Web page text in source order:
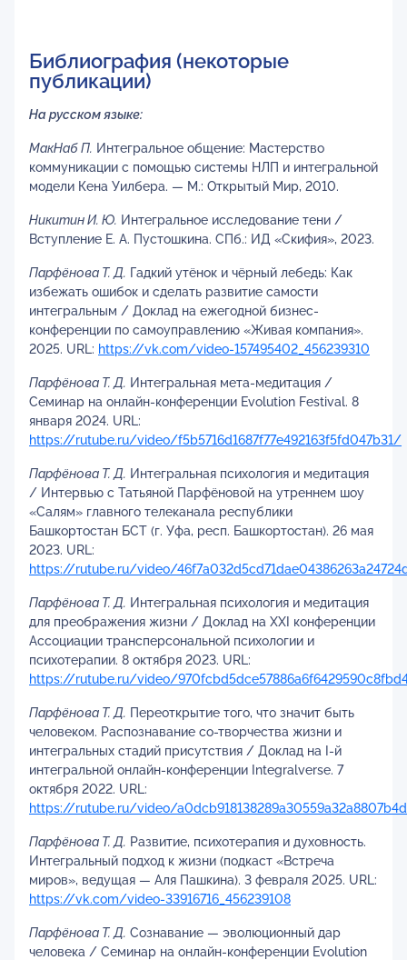
Библиография (некоторые
публикации)
На русском языке:
МакНаб П. Интегральное общение: Мастерство
коммуникации с помощью системы НЛП и интегральной
модели Кена Уилбера. — М.: Открытый Мир, 2010.
Никитин И. Ю. Интегральное исследование тени /
Вступление Е. А. Пустошкина. СПб.: ИД «Скифия», 2023.
Парфёнова Т. Д. Гадкий утёнок и чёрный лебедь: Как
избежать ошибок и сделать развитие самости
интегральным / Доклад на ежегодной бизнес-
конференции по самоуправлению «Живая компания».
2025. URL: https://vk.com/video-157495402_456239310
Парфёнова Т. Д. Интегральная мета-медитация /
Семинар на онлайн-конференции Evolution Festival. 8
января 2024. URL:
https://rutube.ru/video/f5b5716d1687f77e492163f5fd047b31/
Парфёнова Т. Д. Интегральная психология и медитация
/ Интервью с Татьяной Парфёновой на утреннем шоу
«Салям» главного телеканала республики
Башкортостан БСТ (г. Уфа, респ. Башкортостан). 26 мая
2023. URL:
https://rutube.ru/video/
Парфёнова Т. Д. Интегральная психология и медитация
для преображения жизни / Доклад на XXI конференции
Ассоциации трансперсональной психологии и
психотерапии. 8 октября 2023. URL:
https://rutube.ru/video/
Парфёнова Т. Д. Переоткрытие того, что значит быть
человеком. Распознавание со-творчества жизни и
интегральных стадий присутствия / Доклад на I-й
интегральной онлайн-конференции Integralverse. 7
октября 2022. URL:
https://rutube.ru/video/
Парфёнова Т. Д. Развитие, психотерапия и духовность.
Интегральный подход к жизни (подкаст «Встреча
миров», ведущая — Аля Пашкина). 3 февраля 2025. URL:
https://vk.com/video-33916716_456239108
Парфёнова Т. Д. Сознавание — эволюционный дар
человека / Семинар на онлайн-конференции Evolution